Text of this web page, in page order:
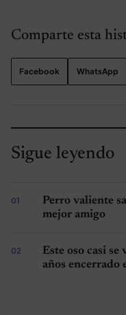
Comparte esta
Facebook WhatsApp
Sigue leyendo
Perro valiente
mejor amigo
Este oso casi se
años encerrado